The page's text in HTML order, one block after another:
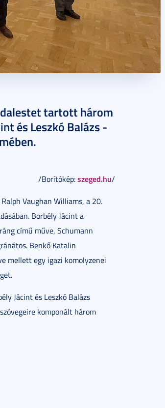
dalestet tartott három
és Leszkó Balázs -
/Borítókép:szeged.hu/
Vaughan Williams, a 20.
Borbély Jácint a
című műve, Schumann
Benkő Katalin
mellett egy igazi komolyzenei
Jácint és Leszkó Balázs
komponált három